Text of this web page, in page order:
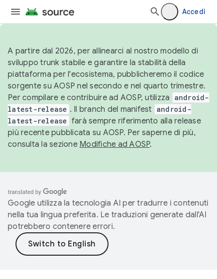
Accedi
A partire dal 2026, per allinearci al nostro modello di
sviluppo trunk stabile e garantire la stabilità della
piattaforma per l'ecosistema, pubblicheremo il codice
sorgente su AOSP nel secondo e nel quarto trimestre.
Per compilare e contribuire ad AOSP, utilizza
android-
latest-release . Il branch del manifest android-
latest-release farà sempre riferimento alla release
più recente pubblicata su AOSP. Per saperne di più,
consulta la sezione Modifiche ad AOSP.
Google utilizza la tecnologia AI per tradurre i contenuti
nella tua lingua preferita. Le traduzioni generate dall'AI
potrebbero contenere errori.